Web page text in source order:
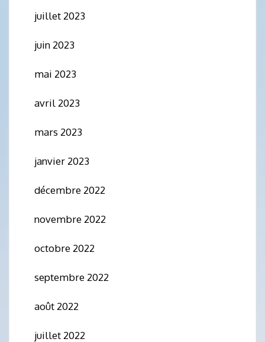
juillet 2023
juin 2023
mai 2023
avril 2023
mars 2023
janvier 2023
décembre 2022
novembre 2022
octobre 2022
septembre 2022
août 2022
juillet 2022